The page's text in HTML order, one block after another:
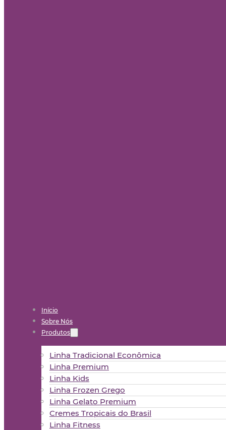
Início
Sobre Nós
Produtos
Linha Tradicional Econômica
Linha Premium
Linha Kids
Linha Frozen Grego
Linha Gelato Premium
Cremes Tropicais do Brasil
Linha Fitness